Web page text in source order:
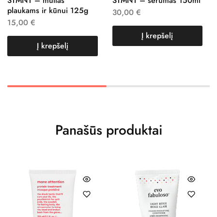
plaukams ir kūnui 125g
15,00 €
Į krepšelį
30,00 €
Į krepšelį
Panašūs produktai